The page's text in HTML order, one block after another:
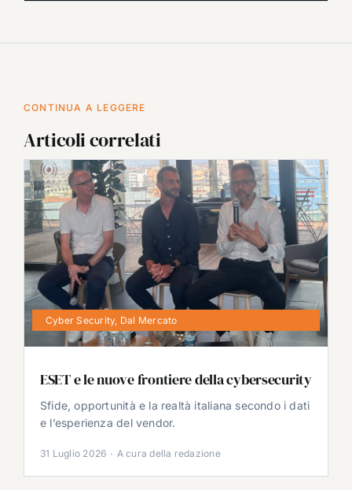
CONTINUA A LEGGERE
Articoli correlati
Cyber Security, Dal Mercato
ESET e le nuove frontiere della cybersecurity
Sfide, opportunità e la realtà italiana secondo i dati
e l’esperienza del vendor.
31 Luglio 2026 · A cura della redazione